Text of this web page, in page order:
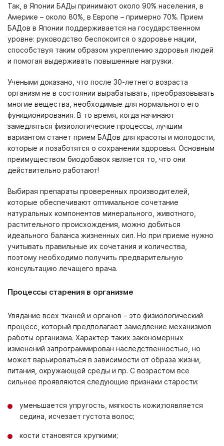
Так, в Японии БАДы принимают около 90% населения, в
Америке – около 80%, в Европе – примерно 70%. Прием
БАДов в Японии поддерживается на государственном
уровне: руководство беспокоится о здоровье нации,
способствуя таким образом укреплению здоровья людей
и помогая выдерживать повышенные нагрузки.
Учеными доказано, что после 30-летнего возраста
организм не в состоянии вырабатывать, преобразовывать
многие вещества, необходимые для нормального его
функционирования. В то время, когда начинают
замедляться физиологические процессы, лучшим
вариантом станет прием БАДов для красоты и молодости,
которые и позаботятся о сохранении здоровья. Основным
преимуществом биодобавок является то, что они
действительно работают!
Выбирая препараты проверенных производителей,
которые обеспечивают оптимальное сочетание
натуральных компонентов минерального, животного,
растительного происхождения, можно добиться
идеального баланса жизненных сил. Но при приеме нужно
учитывать правильные их сочетания и количества,
поэтому необходимо получить предварительную
консультацию лечащего врача.
Процессы старения в организме
Увядание всех тканей и органов – это физиологический
процесс, который предполагает замедление механизмов
работы организма. Характер таких закономерных
изменений запрограммирован наследственностью, но
может варьироваться в зависимости от образа жизни,
питания, окружающей среды и пр. С возрастом все
сильнее проявляются следующие признаки старости:
уменьшается упругость, мягкость кожи;появляется
седина, исчезает густота волос;
кости становятся хрупкими;